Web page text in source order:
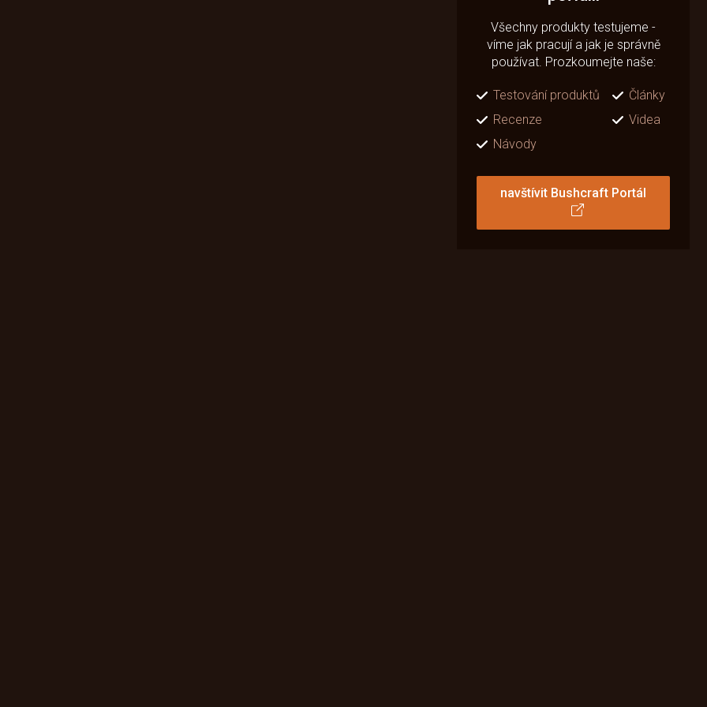
Všechny produkty testujeme -
víme jak pracují a jak je správně
používat. Prozkoumejte naše:
Testování produktů
Články
Recenze
Videa
Návody
navštívit Bushcraft Portál